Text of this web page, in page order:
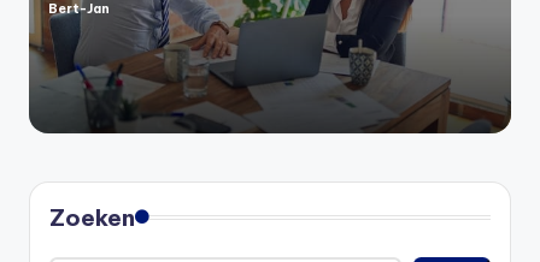
Geplaatst
door
Bert-Jan
Zoeken